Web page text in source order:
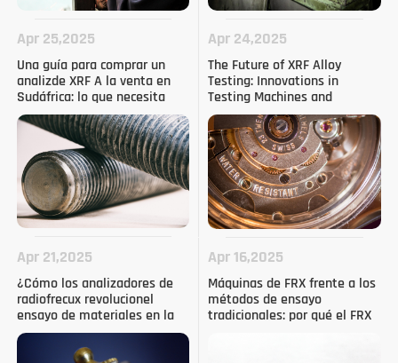
Apr 25,2025
Una guía para comprar un
analizde XRF A la venta en
Sudáfrica: lo que necesita
saber
Apr 24,2025
The Future of XRF Alloy
Testing: Innovations in
Testing Machines and
Technology (en inglés)
Apr 21,2025
¿Cómo los analizadores de
radiofrecux revolucionel
ensayo de materiales en la
industria
Apr 16,2025
Máquinas de FRX frente a los
métodos de ensayo
tradicionales: por qué el FRX